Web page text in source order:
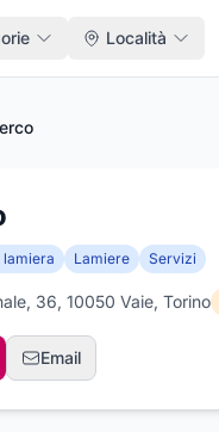
Località
Lamiere Servizi
36, 10050 Vaie, Torino
Email